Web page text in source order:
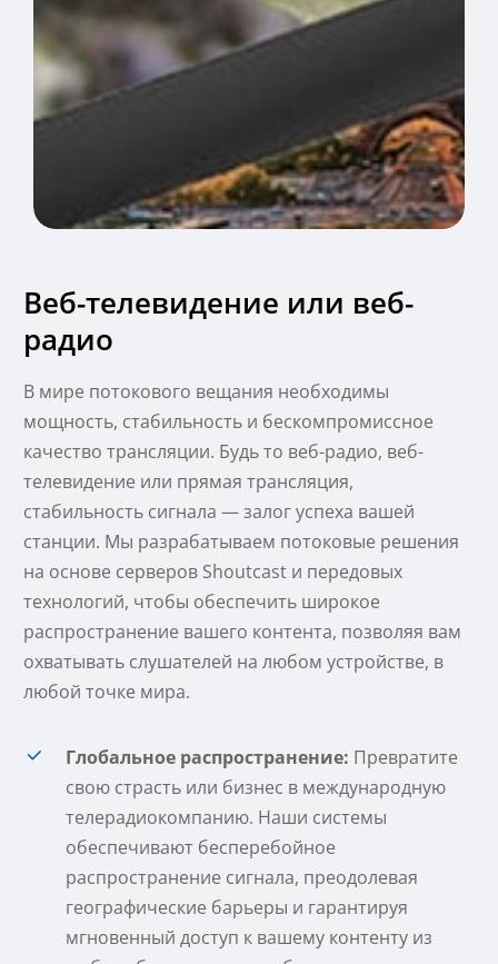
Веб-телевидение или веб-
радио
В мире потокового вещания необходимы
мощность, стабильность и бескомпромиссное
качество трансляции. Будь то веб-радио, веб-
телевидение или прямая трансляция,
стабильность сигнала — залог успеха вашей
станции. Мы разрабатываем потоковые решения
на основе серверов Shoutcast и передовых
технологий, чтобы обеспечить широкое
распространение вашего контента, позволяя вам
охватывать слушателей на любом устройстве, в
любой точке мира.
Глобальное распространение: Превратите
свою страсть или бизнес в международную
телерадиокомпанию. Наши системы
обеспечивают бесперебойное
распространение сигнала, преодолевая
географические барьеры и гарантируя
мгновенный доступ к вашему контенту из